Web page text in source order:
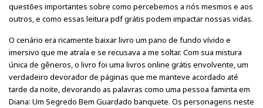
questões importantes sobre como percebemos a nós mesmos e aos
outros, e como essas leitura pdf grátis podem impactar nossas vidas.
O cenário era ricamente baixar livro um pano de fundo vívido e
imersivo que me atraía e se recusava a me soltar. Com sua mistura
única de gêneros, o livro foi uma livros online grátis envolvente, um
verdadeiro devorador de páginas que me manteve acordado até
tarde da noite, devorando as palavras como uma pessoa faminta em
Diana: Um Segredo Bem Guardado banquete. Os personagens neste